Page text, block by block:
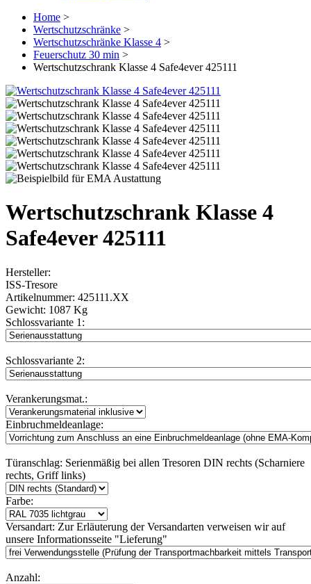
Home >
Wertschutzschränke >
Wertschutzschränke Klasse 4 >
Feuerschutz 30 min >
Wertschutzschrank Klasse 4 Safe4ever 425111
Wertschutzschrank Klasse 4
Safe4ever 425111
Hersteller:
ISS-Tresore
Artikelnummer: 425111.XX
Gewicht: 1087 Kg
Schlossvariante 1:
Schlossvariante 2:
Verankerungsmat.:
Einbruchmeldeanlage:
Türanschlag: Serienmäßig bei allen Tresoren DIN rechts (Scharniere
rechts, Griff links)
Farbe:
Versandart: Zur Erläuterung der Versandarten verweisen wir auf
unsere Informationsseite "Lieferung"
Anzahl: